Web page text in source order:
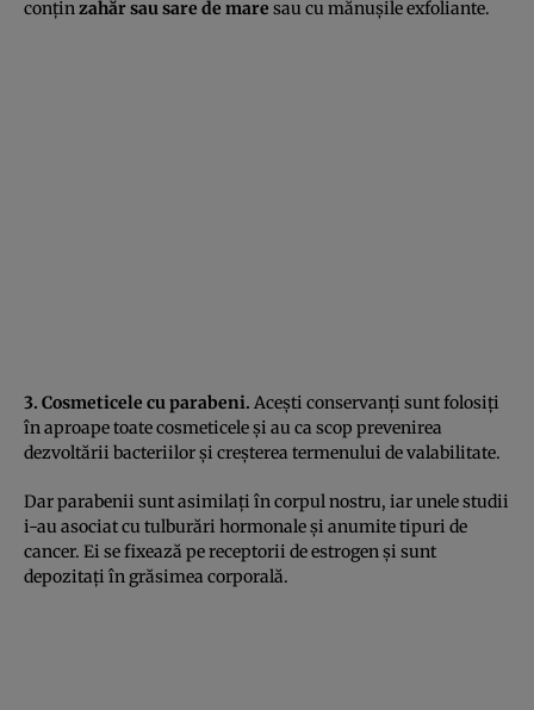
conţinzahăr sau sare de mare sau cu mănuşile exfoliante.
3. Cosmeticele cu parabeni. Aceşti conservanţi sunt folosiţi
în aproape toate cosmeticele şi au ca scop prevenirea
dezvoltării bacteriilor şi creşterea termenului de valabilitate.
Dar parabenii sunt asimilaţi în corpul nostru, iar unele studii
i-au asociat cu tulburări hormonale şi anumite tipuri de
cancer. Ei se fixează pe receptorii de estrogen şi sunt
depozitaţi în grăsimea corporală.